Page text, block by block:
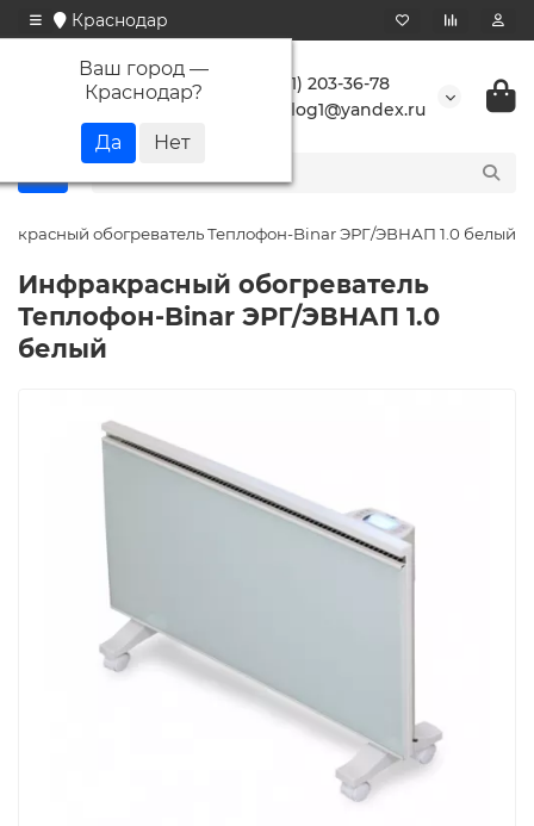
Краснодар
Ваш город —
Краснодар?
+7 (861) 203-36-78
buranlog1@yandex.ru
обогреватель Теплофон-Binar ЭРГ/ЭВНАП 1.0 белый
Инфракрасный обогреватель
Теплофон-Binar ЭРГ/ЭВНАП 1.0
белый